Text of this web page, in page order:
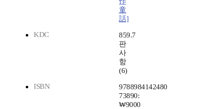
童
話]
KDC
859.7
판
사
항
(6)
ISBN
9788984142480
73890:
₩9000